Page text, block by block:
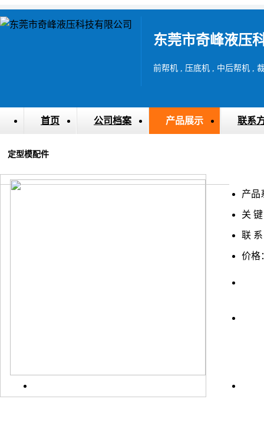
东莞市奇峰液压
前帮机 , 压底机 , 中后帮机 ,
首页 公司档案 产品展示 联系
定型模配件
产品
关
联
价格